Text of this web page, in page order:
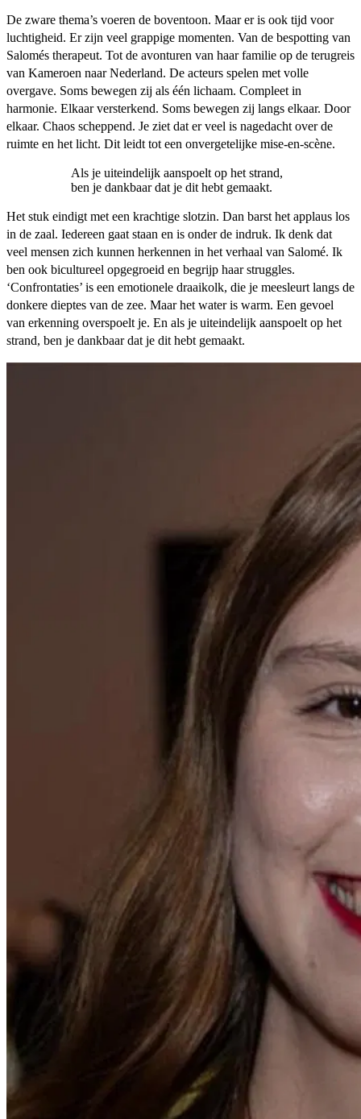
De zware thema’s voeren de boventoon. Maar er is ook tijd voor
luchtigheid. Er zijn veel grappige momenten. Van de bespotting van
Salomés therapeut. Tot de avonturen van haar familie op de terugreis
van Kameroen naar Nederland. De acteurs spelen met volle
overgave. Soms bewegen zij als één lichaam. Compleet in
harmonie. Elkaar versterkend. Soms bewegen zij langs elkaar. Door
elkaar. Chaos scheppend. Je ziet dat er veel is nagedacht over de
ruimte en het licht. Dit leidt tot een onvergetelijke mise-en-scène.
Als je uiteindelijk aanspoelt op het strand,
ben je dankbaar dat je dit hebt gemaakt.
Het stuk eindigt met een krachtige slotzin. Dan barst het applaus los
in de zaal. Iedereen gaat staan en is onder de indruk. Ik denk dat
veel mensen zich kunnen herkennen in het verhaal van Salomé. Ik
ben ook bicultureel opgegroeid en begrijp haar struggles.
‘Confrontaties’ is een emotionele draaikolk, die je meesleurt langs de
donkere dieptes van de zee. Maar het water is warm. Een gevoel
van erkenning overspoelt je. En als je uiteindelijk aanspoelt op het
strand, ben je dankbaar dat je dit hebt gemaakt.